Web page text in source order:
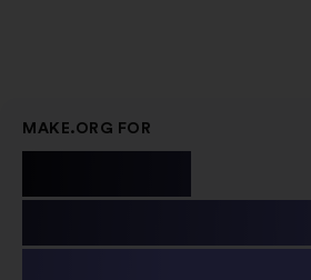
MAKE.ORG FOR